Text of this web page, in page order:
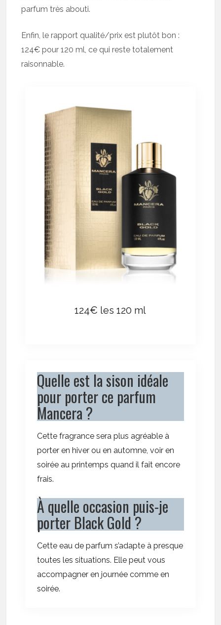
parfum très abouti.
Enfin, le rapport qualité/prix est plutôt bon :
124€ pour 120 ml, ce qui reste totalement
raisonnable.
124€ les 120 ml
Quelle est la sison idéale
pour porter ce parfum
Mancera ?
Cette fragrance sera plus agréable à
porter en hiver ou en automne, voir en
soirée au printemps quand il fait encore
frais.
À quelle occasion puis-je
porter Black Gold ?
Cette eau de parfum s’adapte à presque
toutes les situations. Elle peut vous
accompagner en journée comme en
soirée.